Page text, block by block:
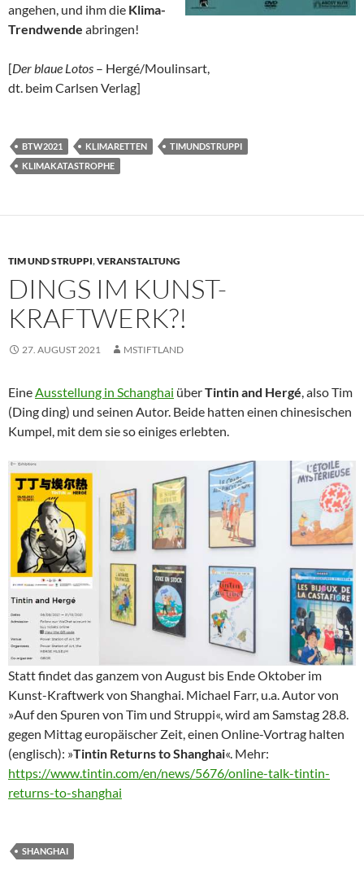
angehen, und ihm die Klima-
Trendwende abringen!
[Der blaue Lotos – Hergé/Moulinsart,
dt. beim Carlsen Verlag]
BTW2021 KLIMARETTEN
TIMUNDSTRUPPI
‎KLIMAKATASTROPHE‬
TIM UND STRUPPI,VERANSTALTUNG
DINGS IM KUNST-
KRAFTWERK?!
27. AUGUST 2021 MSTIFTLAND
EineAusstellung in Schanghai überTintin and Hergé, also Tim
(Ding ding) und seinen Autor. Beide hatten einen chinesischen
Kumpel, mit dem sie so einiges erlebten.
Statt findet das ganzem von August bis Ende Oktober im
Kunst-Kraftwerk von Shanghai. Michael Farr, u.a. Autor von
»Auf den Spuren von Tim und Struppi«, wird am Samstag 28.8.
gegen Mittag europäischer Zeit, einen Online-Vortrag halten
(englisch): »Tintin Returns to Shanghai«. Mehr:
https://www.tintin.com/en/news/5676/online-talk-tintin-
returns-to-shanghai
SHANGHAI